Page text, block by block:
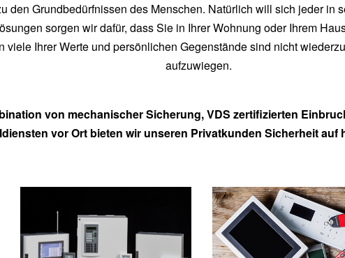
den Grundbedürfnissen des Menschen. Natürlich will sich jeder in
sorgen wir dafür, dass Sie in Ihrer Wohnung oder Ihrem
viele Ihrer Werte und persönlichen Gegenstände sind nicht
aufzuwiegen.
von mechanischer Sicherung, VDS zertifizierten
vor Ort bieten wir unseren Privatkunden Sicherheit auf